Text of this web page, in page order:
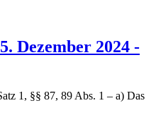
Dezember 2024 -
1, §§ 87, 89 Abs. 1 – a) Das